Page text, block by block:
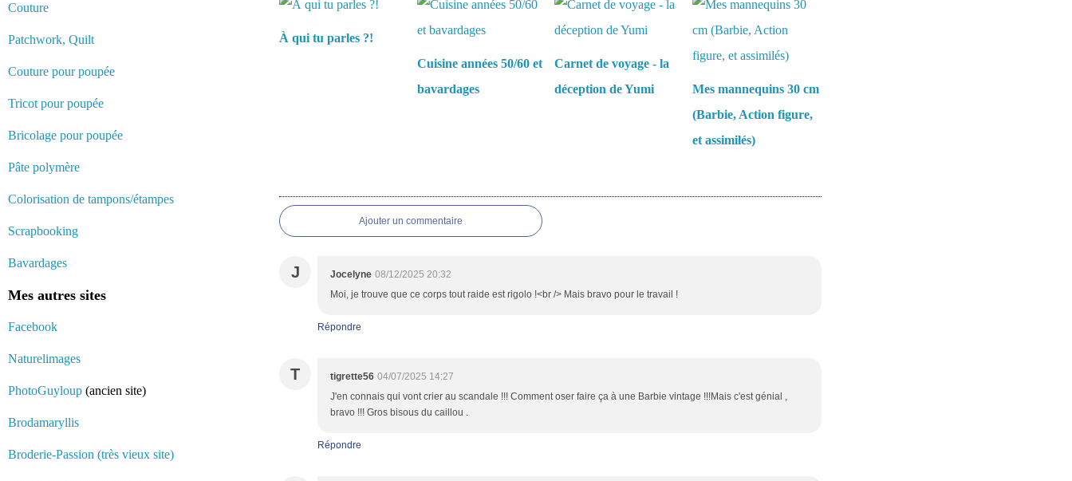
Couture
Patchwork, Quilt
Couture pour poupée
Tricot pour poupée
Bricolage pour poupée
Pâte polymère
Colorisation de tampons/étampes
Scrapbooking
Bavardages
Mes autres sites
Facebook
Naturelimages
PhotoGuyloup (ancien site)
Brodamaryllis
Broderie-Passion (très vieux site)
À qui tu parles ?!
Cuisine années 50/60 et
bavardages
Carnet de voyage - la
déception de Yumi
Mes mannequins 30 cm
(Barbie, Action figure,
et assimilés)
Ajouter un commentaire
J Jocelyne 08/12/2025 20:32
Moi, je trouve que ce corps tout raide est rigolo !<br /> Mais bravo pour le travail !
Répondre
T tigrette56 04/07/2025 14:27
J'en connais qui vont crier au scandale !!! Comment oser faire ça à une Barbie vintage !!!Mais c'est génial ,
bravo !!! Gros bisous du caillou .
Répondre